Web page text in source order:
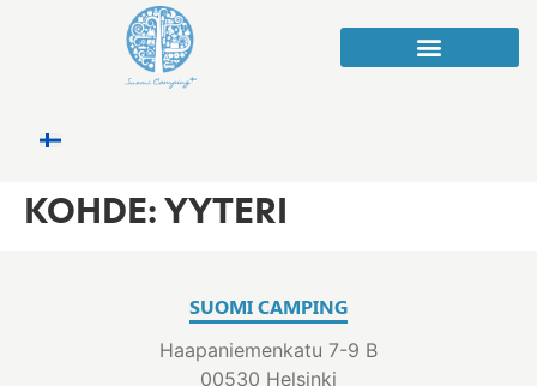
KOHDE:YYTERI
SUOMI CAMPING
Haapaniemenkatu 7-9 B
00530 Helsinki